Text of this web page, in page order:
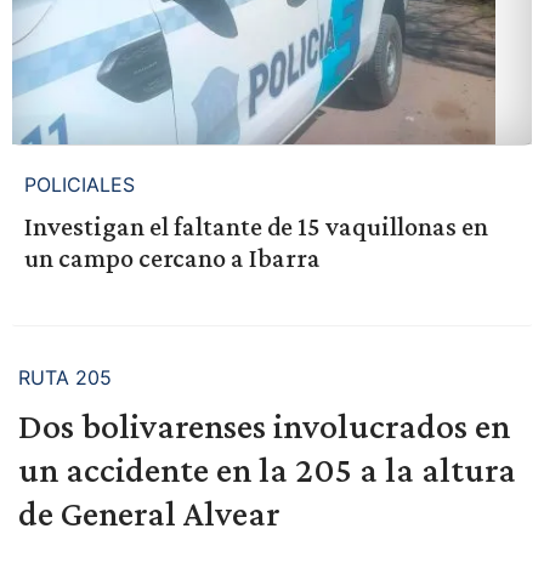
POLICIALES
Investigan el faltante de 15 vaquillonas en
un campo cercano a Ibarra
RUTA 205
Dos bolivarenses involucrados en
un accidente en la 205 a la altura
de General Alvear